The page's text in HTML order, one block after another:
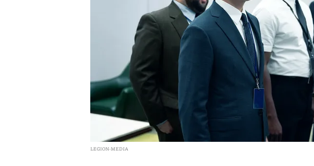
LEGION-MEDIA